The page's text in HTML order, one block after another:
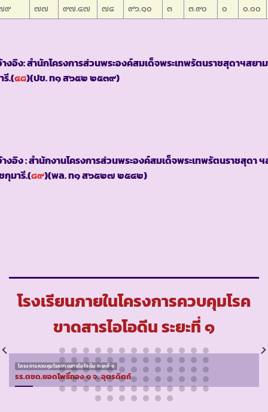
๙
๗๗ ๙๗.๔๗ ๗๔ ๙๖.๑๐ ๓ ๓.๙๐ ๐ ๐.๐๐
งอิง: สำนักโครงการส่วนพระองค์สมเด็จพระเทพรัตนราชสุดาฯสยา
รี.(๔๘)(ปข. ท๑ ส๖๕๒ ๒๕๓๙)
งอิง : สำนักงานโครงการส่วนพระองค์สมเด็จพระเทพรัตนราชสุดา
กุมารี.(๘๙)(พล. ท๑ ส๖๕๒๗ ๒๕๔๒)
โรงเรียนภายในโครงการควบคุมโรค
ขาดสารไอโอดีน ระยะที่ ๑
โครงการควบคุมโรคขาดสารไอโอดีน ระยะที่ ๑
รร.ตชด.ยอดโพธิ์ทอง ๑ จ. อุตรดิตถ์